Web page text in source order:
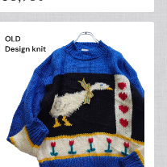
ジ セーター ウール